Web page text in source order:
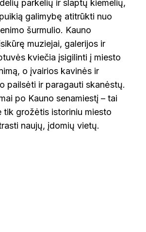
parkelių ir slaptų kiemelių,
galimybę atitrūkti nuo
šurmulio. Kauno
muziejai, galerijos ir
kviečia įsigilinti į miesto
o įvairios kavinės ir
pailsėti ir paragauti skanėstų.
po Kauno senamiestį – tai
tik grožėtis istoriniu miesto
naujų, įdomių vietų.